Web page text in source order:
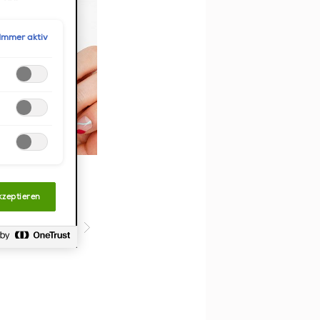
Immer aktiv